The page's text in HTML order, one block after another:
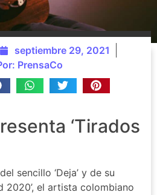
septiembre 29, 2021
PrensaCo
‘Tirados
sencillo ‘Deja’ y de su
2020’, el artista colombiano